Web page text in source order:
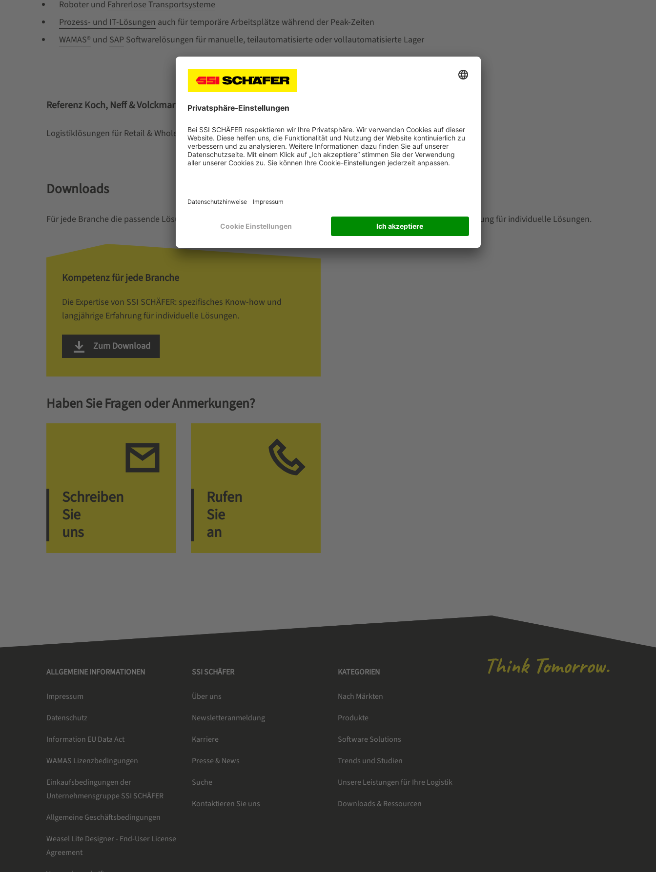
Roboter und Fahrerlose Transportsysteme
Prozess- und IT-Lösungen auch für temporäre Arbeitsplätze während der Peak-Zeiten
WAMAS® und SAPSoftwarelösungen für manuelle, teilautomatisierte oder vollautomatisierte Lager
Referenz Koch, Neff & Volckmar GmbH
Logistiklösungen für Retail & Wholesale
Downloads
Für jede Branche die passende Lösung. Die Expertise von SSI SCHÄFER: spezifisches Know-how und langjährige Erfahrung für individuelle Lösungen.
Kompetenz für jede Branche
Die Expertise von SSI SCHÄFER: spezifisches Know-how und
langjährige Erfahrung für individuelle Lösungen.
Zum Download
Haben Sie Fragen oder Anmerkungen?
Schreiben
Sie
uns
Rufen
Sie
an
ALLGEMEINE INFORMATIONEN
Impressum
Datenschutz
Information EU Data Act
WAMAS Lizenzbedingungen
Einkaufsbedingungen der
Unternehmensgruppe SSI SCHÄFER
Allgemeine Geschäftsbedingungen
Weasel Lite Designer - End-User License
Agreement
SSI SCHÄFER
Über uns
Newsletteranmeldung
Karriere
Presse & News
Suche
Kontaktieren Sie uns
KATEGORIEN
Nach Märkten
Produkte
Software Solutions
Trends und Studien
Unsere Leistungen für Ihre Logistik
Downloads & Ressourcen